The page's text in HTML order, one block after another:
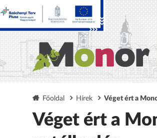
Főoldal Hírek Véget ért a
Véget ért a